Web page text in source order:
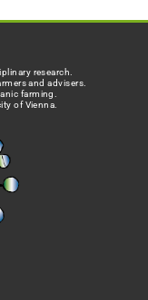
research.
and advisers.
farming.
of Vienna.